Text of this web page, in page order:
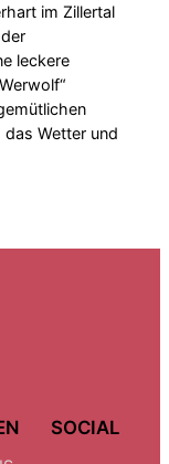
im Zillertal
leckere
Wetter und
SOCIAL